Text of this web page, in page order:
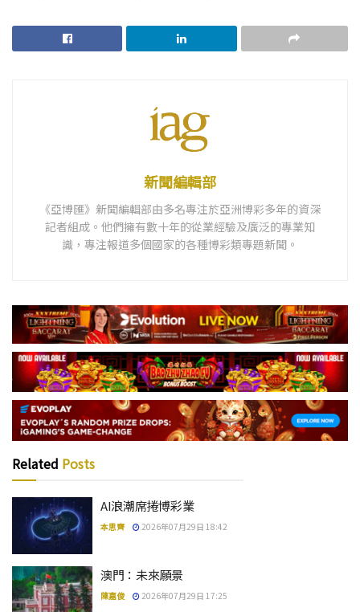
新聞編輯部
《亞博匯》新聞編輯部由多名專注於亞洲博彩多年的資深
記者組成。他們擁有數十年的從業經驗及廣泛的專業知
識，專注報道多個國家的各種博彩類專題新聞。
Related Posts
AI浪潮席捲博彩業
本思齊 2026年07月29日 18:42
澳門：未來願景
陳嘉俊 2026年07月29日 17:25